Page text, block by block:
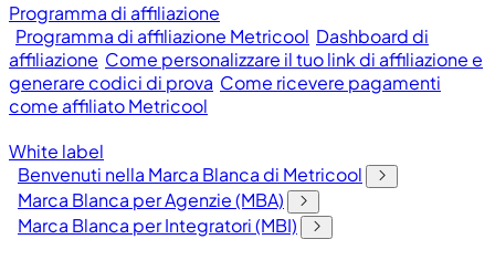
Programma di affiliazione
Programma di affiliazione Metricool Dashboard di
affiliazione Come personalizzare il tuo link di affiliazione e
generare codici di prova Come ricevere pagamenti
come affiliato Metricool
White label
Benvenuti nella Marca Blanca di Metricool
Marca Blanca per Agenzie (MBA)
Marca Blanca per Integratori (MBI)